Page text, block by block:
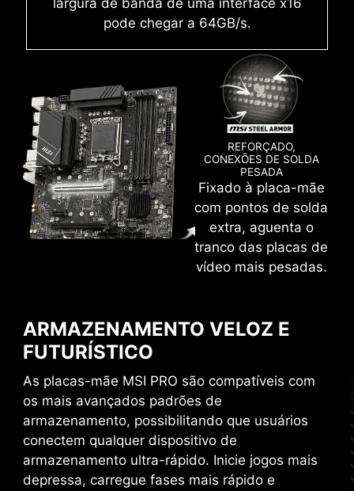
largura de banda de uma interface x16
pode chegar a 64GB/s.
REFORÇADO,
CONEXÕES DE SOLDA
PESADA
Fixado à placa-mãe
com pontos de solda
extra, aguenta o
tranco das placas de
vídeo mais pesadas.
ARMAZENAMENTO VELOZ E
FUTURÍSTICO
As placas-mãe MSI PRO são compatíveis com
os mais avançados padrões de
armazenamento, possibilitando que usuários
conectem qualquer dispositivo de
armazenamento ultra-rápido. Inicie jogos mais
depressa, carregue fases mais rápido e
solda de slot, eletromagnetismo e
tecnologia Memory Boost, as placas-mãe
MSI transmitem um sinal DDR5 de alta
frequência limpo e puro.
XMP
Escolha um dos perfis XMP pré-configurados e
faça um overclock automático em memórias
DDR compatíveis.
DEVICE)
Habilite controle e gerenciamento direto sobre
SSDs NVMe da aba PCIe sem adaptadores
adicionais de hardware.
M-FLASH
Flashe ou atualize a BIOS sem esforço em
poucos minutos com o CMOS Setup Utility.